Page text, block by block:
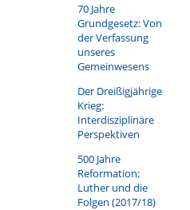
70 Jahre
Grundgesetz: Von
der Verfassung
unseres
Gemeinwesens
Der Dreißigjährige
Krieg:
Interdisziplinäre
Perspektiven
500 Jahre
Reformation:
Luther und die
Folgen (2017/18)